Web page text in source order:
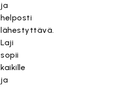
ja
helposti
lähestyttävä.
Laji
sopii
kaikille
ja